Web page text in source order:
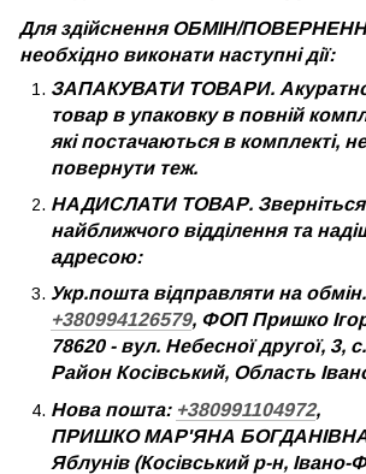
Для здійснення ОБМІН/
необхідно виконати наступні дії:
ЗАПАКУВАТИ ТОВАРИ. Акуратно
товар в упаковку в повній
які постачаються в комплекті,
повернути теж.
НАДИСЛАТИ ТОВАР.
найближчого відділення та
адресою:
Укр.пошта відправляти на
+380994126579, ФОП Пришко
78620 - вул. Небесної другої, 3,
Район Косівський, Область
Нова пошта: +380991104972,
ПРИШКО МАР'ЯНА
Яблунів (Косівський р-н, Івано-